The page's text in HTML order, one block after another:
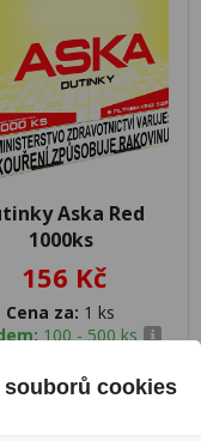
Aska Red
1000ks
156 Kč
Cena za: 1 ks
100 - 500 ks
souborů cookies